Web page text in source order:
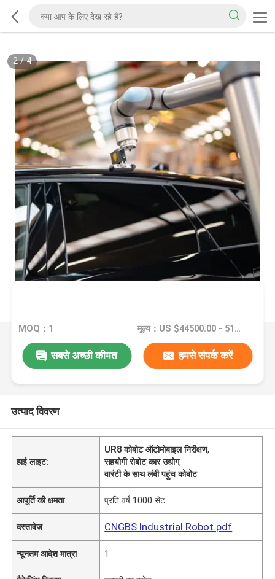
2/4
MOQ：1 मूल्य：US $44500.00 - 51500.00/ Set
सबसे अच्छी कीमत हमसे संपर्क करें
उत्पाद विवरण
हाई लाइट:
UR8 कोबोट ऑटोमोबाइल निरीक्षण,
सहयोगी रोबोट कार उद्योग,
वारंटी के साथ लंबी पहुंच कोबोट
आपूर्ति की क्षमता प्रति वर्ष 1000 सेट
दस्तावेज़ CNGBS Industrial Robot.pdf
न्यूनतम आदेश मात्रा 1